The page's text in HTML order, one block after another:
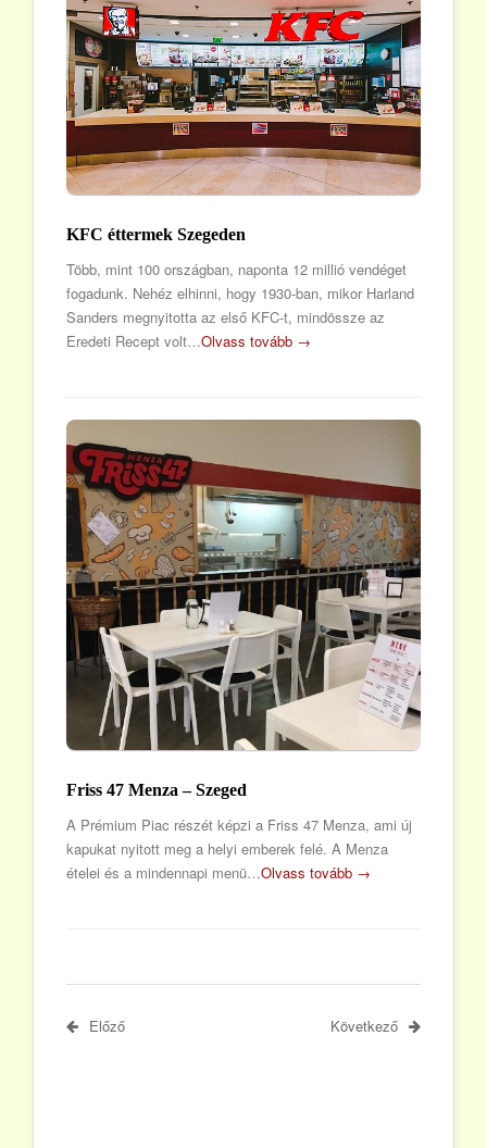
KFC éttermek Szegeden
Több, mint 100 országban, naponta 12 millió vendéget
fogadunk. Nehéz elhinni, hogy 1930-ban, mikor Harland
Sanders megnyitotta az első KFC-t, mindössze az
Eredeti Recept volt…Olvass tovább →
Friss 47 Menza – Szeged
A Prémium Piac részét képzi a Friss 47 Menza, ami új
kapukat nyitott meg a helyi emberek felé. A Menza
ételei és a mindennapi menü…Olvass tovább →
Előző Következő